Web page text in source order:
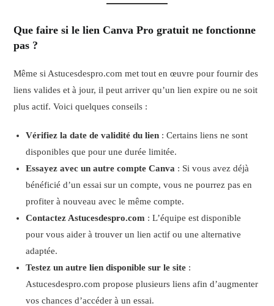
Que faire si le lien Canva Pro gratuit ne fonctionne
pas ?
Même si Astucesdespro.com met tout en œuvre pour fournir des
liens valides et à jour, il peut arriver qu’un lien expire ou ne soit
plus actif. Voici quelques conseils :
Vérifiez la date de validité du lien : Certains liens ne sont
disponibles que pour une durée limitée.
Essayez avec un autre compte Canva : Si vous avez déjà
bénéficié d’un essai sur un compte, vous ne pourrez pas en
profiter à nouveau avec le même compte.
Contactez Astucesdespro.com : L’équipe est disponible
pour vous aider à trouver un lien actif ou une alternative
adaptée.
Testez un autre lien disponible sur le site :
Astucesdespro.com propose plusieurs liens afin d’augmenter
vos chances d’accéder à un essai.